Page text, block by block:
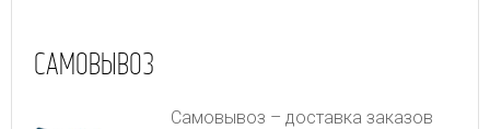
САМОВЫВОЗ
Самовывоз – доставка заказов